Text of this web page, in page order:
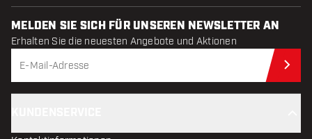
MELDEN SIE SICH FÜR UNSEREN NEWSLETTER AN
Erhalten Sie die neuesten Angebote und Aktionen